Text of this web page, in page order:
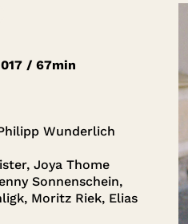
/ 67min
Wunderlich
Joya Thome
Sonnenschein,
Moritz Riek, Elias